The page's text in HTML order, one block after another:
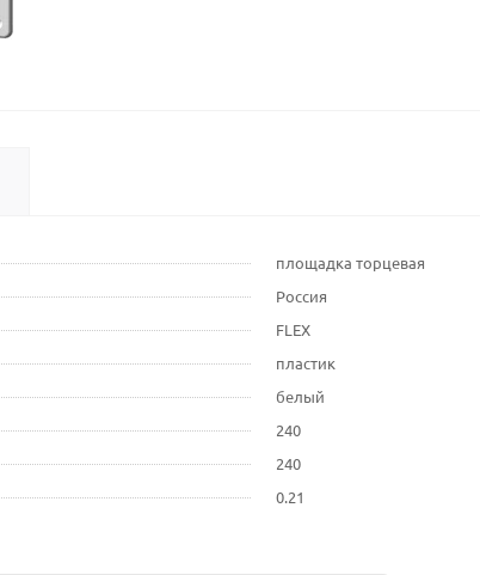
площадка торцевая
Россия
FLEX
пластик
белый
240
240
0.21